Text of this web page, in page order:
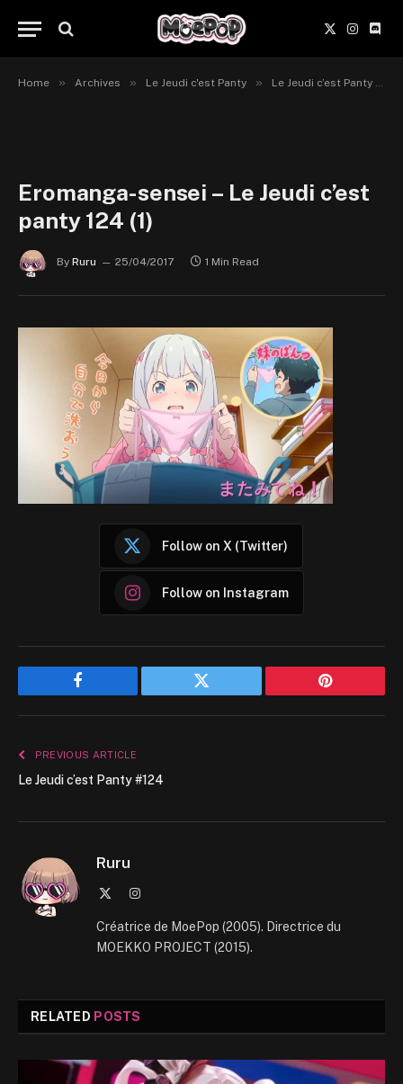
X
(Twitter)
Home » Archives » Le Jeudi c'est Panty » Le Jeudi c’est Panty #124
Eromanga-sensei – Le Jeudi c’est
panty 124 (1)
By Ruru 25/04/2017 1 Min Read
Follow on X (Twitter)
Follow on Instagram
Facebook Twitter Pinterest
PREVIOUS ARTICLE
Le Jeudi c’est Panty #124
Ruru
Instagram
Créatrice de MoePop (2005). Directrice du
MOEKKO PROJECT (2015).
RELATED POSTS